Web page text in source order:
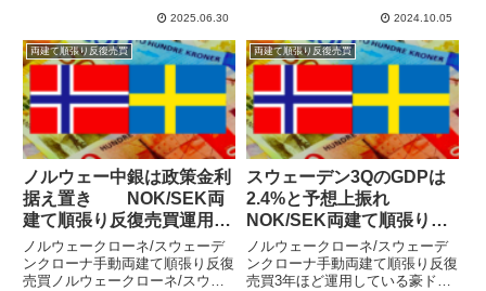
ています。順張りのリピート売買
で運用し、特に相場の上下を予想
することなく等間隔の注文と決済
を繰り返すことで、安定し...
2025.06.30
開しています。特に相場の上下を
予想することなく等間隔で注文を
入れ、リピート売買で元本50万
円を運用することで、含み...
2024.10.05
両建て順張り反復売買
ノルウェー中銀は政策金利
据え置き NOK/SEK両
建て順張り反復売買運用
（26/1/18週）
ノルウェークローネ/スウェーデ
ンクローナ手動両建て順張り反復
売買ノルウェークローネ/スウェ
両建て順張り反復売買
スウェーデン3QのGDPは
2.4%と予想上振れ
NOK/SEK両建て順張り反
復売買運用（25/10/19週）
ノルウェークローネ/スウェーデ
ンクローナ手動両建て順張り反復
売買3年ほど運用している豪ド